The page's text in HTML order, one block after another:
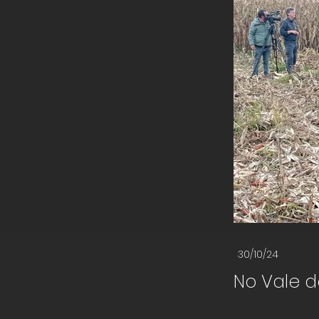
30/10/24
No Vale